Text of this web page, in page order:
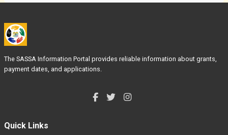
The SASSA Information Portal provides reliable information about grants,
payment dates, and applications.
Quick Links